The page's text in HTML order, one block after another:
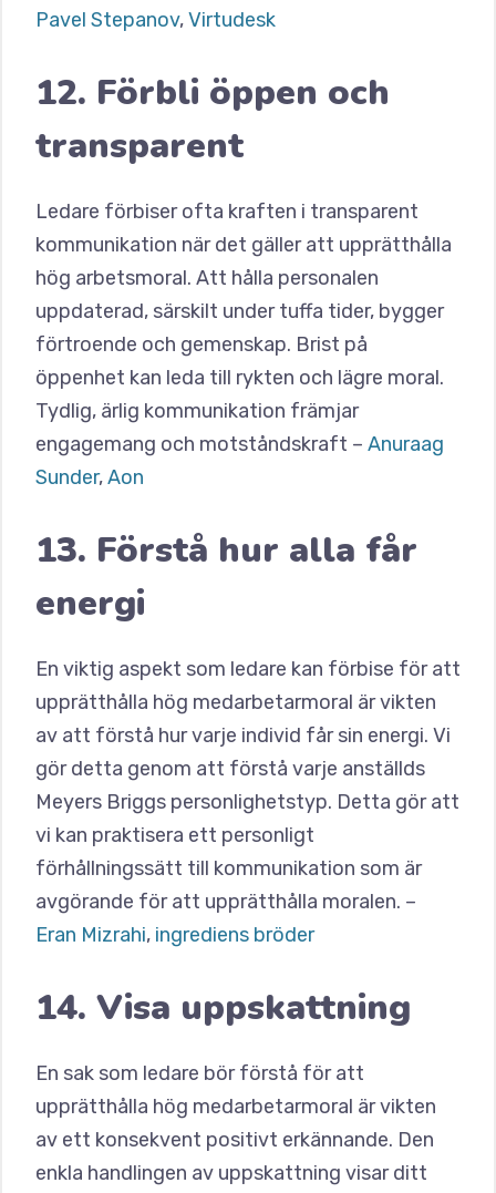
Pavel Stepanov,Virtudesk
12. Förbli öppen och
transparent
Ledare förbiser ofta kraften i transparent
kommunikation när det gäller att upprätthålla
hög arbetsmoral. Att hålla personalen
uppdaterad, särskilt under tuffa tider, bygger
förtroende och gemenskap. Brist på
öppenhet kan leda till rykten och lägre moral.
Tydlig, ärlig kommunikation främjar
engagemang och motståndskraft – Anuraag
Sunder,Aon
13. Förstå hur alla får
energi
En viktig aspekt som ledare kan förbise för att
upprätthålla hög medarbetarmoral är vikten
av att förstå hur varje individ får sin energi. Vi
gör detta genom att förstå varje anställds
Meyers Briggs personlighetstyp. Detta gör att
vi kan praktisera ett personligt
förhållningssätt till kommunikation som är
avgörande för att upprätthålla moralen. –
Eran Mizrahi, ingrediens bröder
14. Visa uppskattning
En sak som ledare bör förstå för att
upprätthålla hög medarbetarmoral är vikten
av ett konsekvent positivt erkännande. Den
enkla handlingen av uppskattning visar ditt